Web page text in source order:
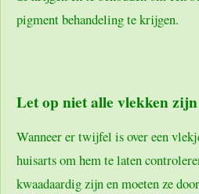
pigment behandeling te krijgen.
Let op niet alle vlekken
Wanneer er twijfel is over een
huisarts om hem te laten
kwaadaardig zijn en moeten ze